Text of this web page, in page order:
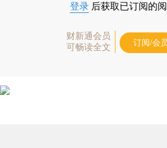
登录 后获取已订阅的
财新通会员
可畅读全文
订阅/会